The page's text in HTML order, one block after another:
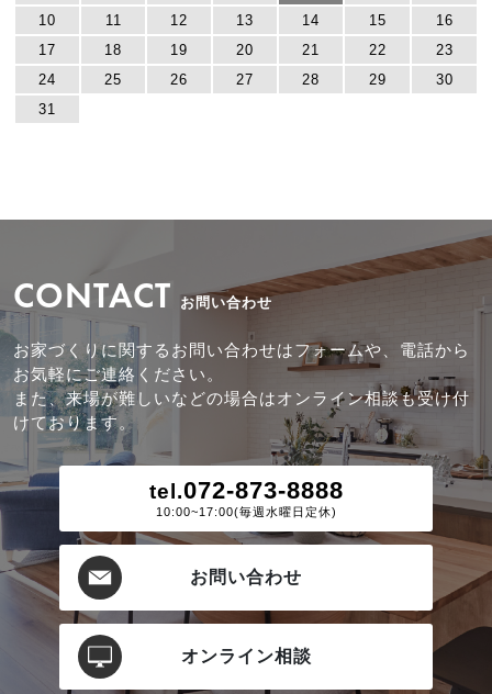
10
11 12 13 14 15
16
17
18 19 20 21 22
23
24
25 26 27 28 29
30
31
CONTACT お問い合わせ
お家づくりに関するお問い合わせはフォームや、電話から
お気軽にご連絡ください。
また、来場が難しいなどの場合はオンライン相談も受け付
けております。
tel.072-873-8888
10:00~17:00(毎週水曜日定休)
お問い合わせ
オンライン相談